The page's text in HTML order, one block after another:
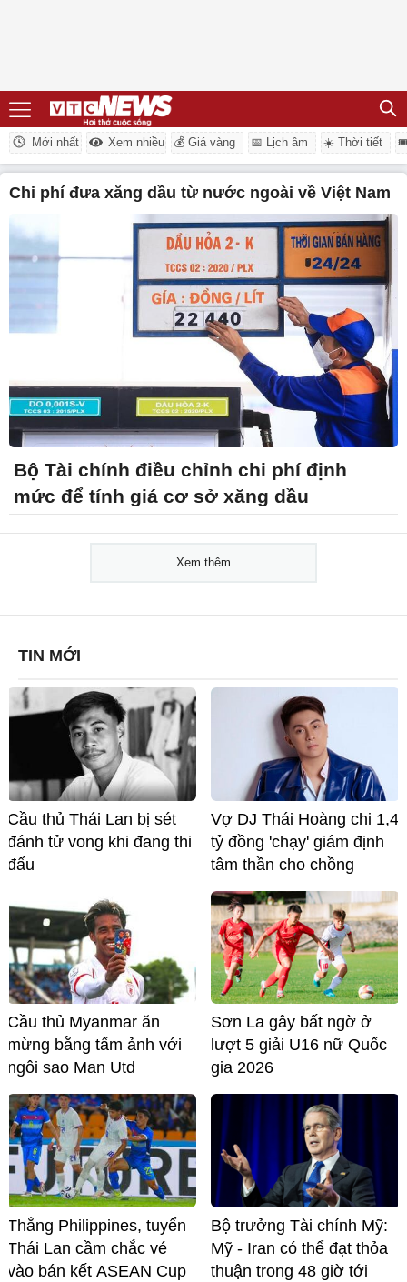
Mới nhất Xem nhiều 💰 Giá vàng 📅 Lịch âm ☀️ Thời tiết
chi phí đưa xăng dầu từ nước ngoài về Việt Nam
Bộ Tài chính điều chỉnh chi phí định
mức để tính giá cơ sở xăng dầu
Xem thêm
TIN MỚI
Cầu thủ Thái Lan bị sét
đánh tử vong khi đang thi
đấu
Vợ DJ Thái Hoàng chi 1,4
tỷ đồng 'chạy' giám định
tâm thần cho chồng
Cầu thủ Myanmar ăn
mừng bằng tấm ảnh với
ngôi sao Man Utd
Sơn La gây bất ngờ ở
lượt 5 giải U16 nữ Quốc
gia 2026
Thắng Philippines, tuyển
Thái Lan cầm chắc vé
vào bán kết ASEAN Cup
Bộ trưởng Tài chính Mỹ:
Mỹ - Iran có thể đạt thỏa
thuận trong 48 giờ tới